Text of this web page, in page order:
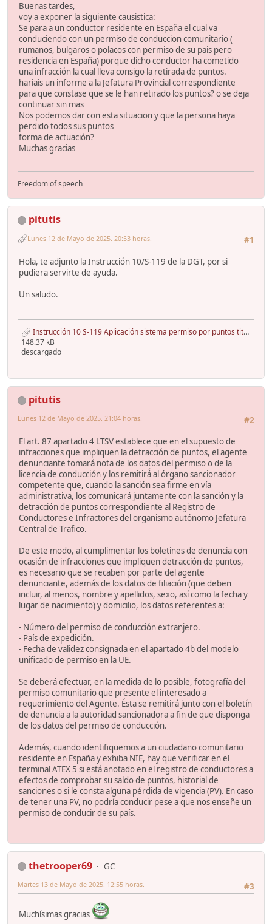
Buenas tardes,
voy a exponer la siguiente causistica:
Se para a un conductor residente en España el cual va
conduciendo con un permiso de conduccion comunitario (
rumanos, bulgaros o polacos con permiso de su pais pero
residencia en España) porque dicho conductor ha cometido
una infracción la cual lleva consigo la retirada de puntos.
hariais un informe a la Jefatura Provincial correspondiente
para que constase que se le han retirado los puntos? o se deja
continuar sin mas
Nos podemos dar con esta situacion y que la persona haya
perdido todos sus puntos
forma de actuación?
Muchas gracias
Freedom of speech
pitutis
#1
Lunes 12 de Mayo de 2025. 20:53 horas.
Hola, te adjunto la Instrucción 10/S-119 de la DGT, por si
pudiera servirte de ayuda.
Un saludo.
Instrucción 10 S-119 Aplicación sistema permiso por puntos titulares licencias y permisos.pdf
148.37 kB
descargado
pitutis
#2
Lunes 12 de Mayo de 2025. 21:04 horas.
El art. 87 apartado 4 LTSV establece que en el supuesto de
infracciones que impliquen la detracción de puntos, el agente
denunciante tomará nota de los datos del permiso o de la
licencia de conducción y los remitirá́ al órgano sancionador
competente que, cuando la sanción sea firme en vía
administrativa, los comunicará juntamente con la sanción y la
detracción de puntos correspondiente al Registro de
Conductores e Infractores del organismo autónomo Jefatura
Central de Trafico.
De este modo, al cumplimentar los boletines de denuncia con
ocasión de infracciones que impliquen detracción de puntos,
es necesario que se recaben por parte del agente
denunciante, además de los datos de filiación (que deben
incluir, al menos, nombre y apellidos, sexo, así como la fecha y
lugar de nacimiento) y domicilio, los datos referentes a:
- Número del permiso de conducción extranjero.
- País de expedición.
- Fecha de validez consignada en el apartado 4b del modelo
unificado de permiso en la UE.
Se deberá efectuar, en la medida de lo posible, fotografía del
permiso comunitario que presente el interesado a
requerimiento del Agente. Ésta se remitirá junto con el boletín
de denuncia a la autoridad sancionadora a fin de que disponga
de los datos del permiso de conducción.
Además, cuando identifiquemos a un ciudadano comunitario
residente en España y exhiba NIE, hay que verificar en el
terminal ATEX 5 si está anotado en el registro de conductores a
efectos de comprobar su saldo de puntos, historial de
sanciones o si le consta alguna pérdida de vigencia (PV). En caso
de tener una PV, no podría conducir pese a que nos enseñe un
permiso de conducir de su país.
thetrooper69
GC
#3
Martes 13 de Mayo de 2025. 12:55 horas.
Muchísimas gracias